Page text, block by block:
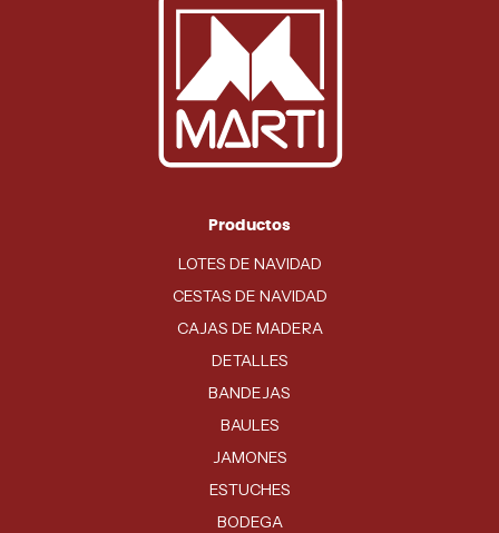
Productos
LOTES DE NAVIDAD
CESTAS DE NAVIDAD
CAJAS DE MADERA
DETALLES
BANDEJAS
BAULES
JAMONES
ESTUCHES
BODEGA